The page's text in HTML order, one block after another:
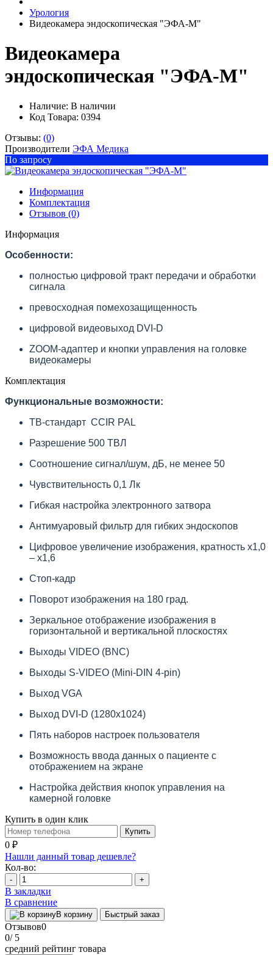
Урология
Видеокамера эндоскопическая "ЭФА-М"
Видеокамера
эндоскопическая "ЭФА-М"
Наличие: В наличии
Код Товара: 0394
Отзывы: (0)
Производители ЭФА Медика
По запросу
Информация
Комплектация
Отзывов (0)
Информация
Особенности:
полностью цифровой тракт передачи и обработки
сигнала
превосходная помехозащищенность
цифровой видеовыход DVI-D
ZOOM-адаптер и кнопки управления на головке
видеокамеры
Комплектация
Функциональные возможности:
ТВ-стандарт CCIR PAL
Разрешение 500 ТВЛ
Соотношение сигнал/шум, дБ, не менее 50
Чувствительность 0,1 Лк
Гибкая настройка электронного затвора
Антимуаровый фильтр для гибких эндоскопов
Цифровое увеличение изображения, кратность х1,0
– х1,6
Стоп-кадр
Поворот изображения на 180 град.
Зеркальное отображение изображения в
горизонтальной и вертикальной плоскостях
Выходы VIDEO (BNC)
Выходы S-VIDEO (Mini-DIN 4-pin)
Выход VGA
Выход DVI-D (1280х1024)
Пять наборов настроек пользователя
Возможность ввода данных о пациенте с
отображением на экране
Настройка действия кнопок управления на
камерной головке
Купить в один клик
Купить
0 ₽
Нашли данный товар дешевле?
Кол-во:
- +
В закладки
В сравнение
В корзину Быстрый заказ
Отзывов0
0/ 5
средний рейтинг товара